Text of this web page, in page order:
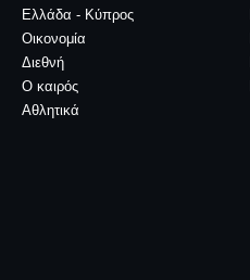
Ελλάδα - Κύπρος
Οικονομία
Διεθνή
Ο καιρός
Αθλητικά